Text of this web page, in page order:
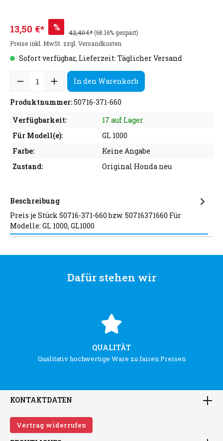
13,50 €* % 42,40 €*(68.16% gespart)
Preise inkl. MwSt. zzgl. Versandkosten
Sofort verfügbar, Lieferzeit: Täglicher Versand
In den Warenkorb
Produktnummer:50716-371-660
Verfügbarkeit:
17 auf Lager
Für Modell(e):
GL 1000
Farbe:
Keine Angabe
Zustand:
Original Honda neu
Beschreibung
Preis je Stück 50716-371-660 bzw. 50716371660 Für
Modelle: GL 1000, GL1000
Dafür stehen wir
QUALITÄT
Qualitativ hochwertige Ware zu fairen Preisen
KONTAKTDATEN
Vertrag widerrufen